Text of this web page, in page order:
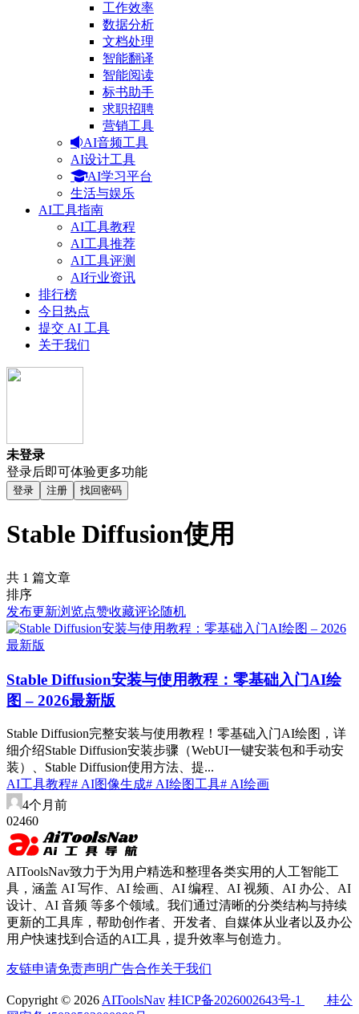
工作效率
数据分析
文档处理
智能翻译
智能阅读
标书助手
求职招聘
营销工具
AI音频工具
AI设计工具
AI学习平台
生活与娱乐
AI工具指南
AI工具教程
AI工具推荐
AI工具评测
AI行业资讯
排行榜
今日热点
提交 AI 工具
关于我们
未登录
登录后即可体验更多功能
登录 注册 找回密码
Stable Diffusion使用
共 1 篇文章
排序
发布更新浏览点赞收藏评论随机
Stable Diffusion安装与使用教程：零基础入门AI绘
图 – 2026最新版
Stable Diffusion完整安装与使用教程！零基础入门AI绘图，详
细介绍Stable Diffusion安装步骤（WebUI一键安装包和手动安
装）、Stable Diffusion使用方法、提...
AI工具教程# AI图像生成# AI绘图工具# AI绘画
4个月前
02460
AIToolsNav致力于为用户精选和整理各类实用的人工智能工
具，涵盖 AI 写作、AI 绘画、AI 编程、AI 视频、AI 办公、AI
设计、AI 音频 等多个领域。我们通过清晰的分类结构与持续
更新的工具库，帮助创作者、开发者、自媒体从业者以及办公
用户快速找到合适的AI工具，提升效率与创造力。
友链申请免责声明 广告合作关于我们
Copyright © 2026 AIToolsNav 桂ICP备2026002643号-1
桂公